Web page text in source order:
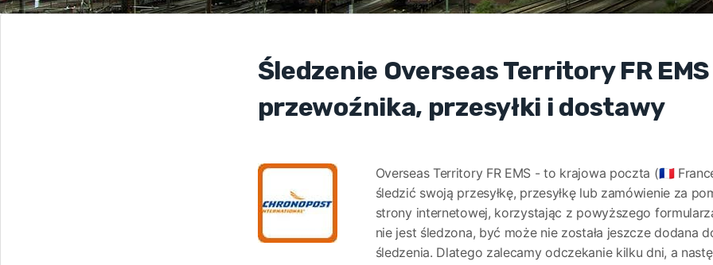
Śledzenie Overseas Territory FR EMS
przewoźnika, przesyłki i dostawy
Overseas Territory FR EMS - to krajowa poczta (🇫🇷
śledzić swoją przesyłkę, przesyłkę lub zamówienie za
strony internetowej, korzystając z powyższego
nie jest śledzona, być może nie została jeszcze dodana
śledzenia. Dlatego zalecamy odczekanie kilku dni, a